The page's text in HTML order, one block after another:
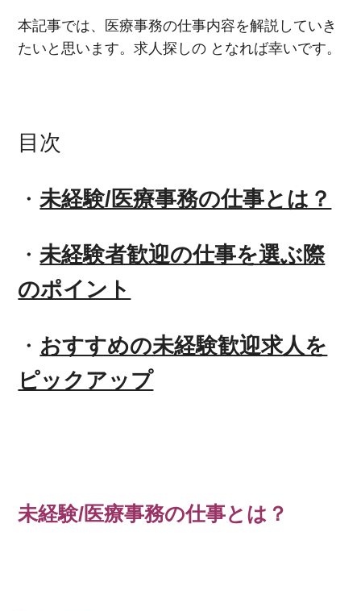
本記事では、医療事務の仕事内容を解説していき
たいと思います。求人探しの となれば幸いです。
目次
・未経験/医療事務の仕事とは？
・未経験者歓迎の仕事を選ぶ際
のポイント
・ おすすめの未経験歓迎求人を
ピックアップ
未経験/医療事務の仕事とは？